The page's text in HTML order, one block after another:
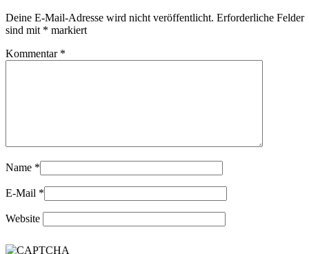
Deine E-Mail-Adresse wird nicht veröffentlicht. Erforderliche Felder
sind mit * markiert
Kommentar *
Name *
E-Mail *
Website